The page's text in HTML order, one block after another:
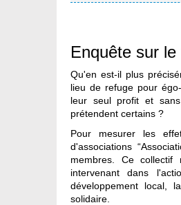
Enquête sur
Qu'en est-il plus
lieu de refuge pour
leur seul profit et
prétendent certains ?
Pour mesurer les
d'associations
membres. Ce collectif
intervenant dans
développement local,
solidaire.